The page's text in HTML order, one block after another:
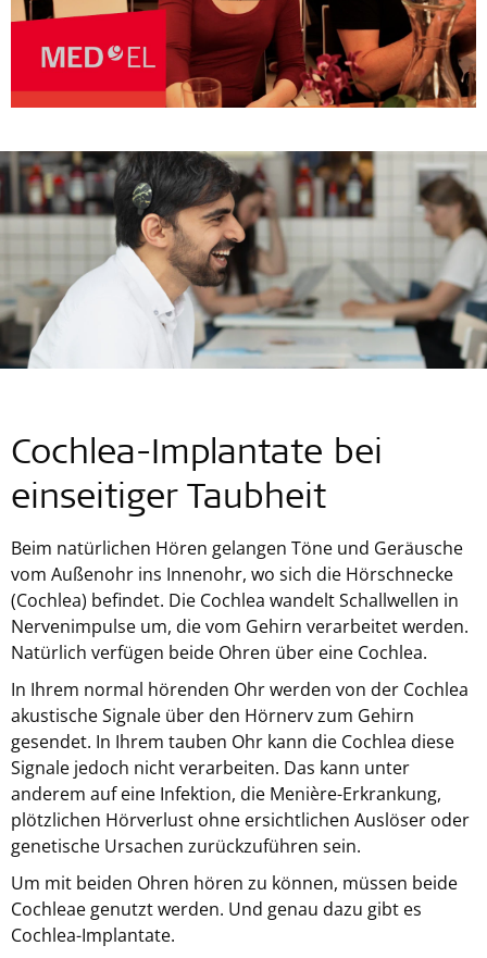
Cochlea-Implantate bei
einseitiger Taubheit
Beim natürlichen Hören gelangen Töne und Geräusche
vom Außenohr ins Innenohr, wo sich die Hörschnecke
(Cochlea) befindet. Die Cochlea wandelt Schallwellen in
Nervenimpulse um, die vom Gehirn verarbeitet werden.
Natürlich verfügen beide Ohren über eine Cochlea.
In Ihrem normal hörenden Ohr werden von der Cochlea
akustische Signale über den Hörnerv zum Gehirn
gesendet. In Ihrem tauben Ohr kann die Cochlea diese
Signale jedoch nicht verarbeiten. Das kann unter
anderem auf eine Infektion, die Menière-Erkrankung,
plötzlichen Hörverlust ohne ersichtlichen Auslöser oder
genetische Ursachen zurückzuführen sein.
Um mit beiden Ohren hören zu können, müssen beide
Cochleae genutzt werden. Und genau dazu gibt es
Cochlea-Implantate.